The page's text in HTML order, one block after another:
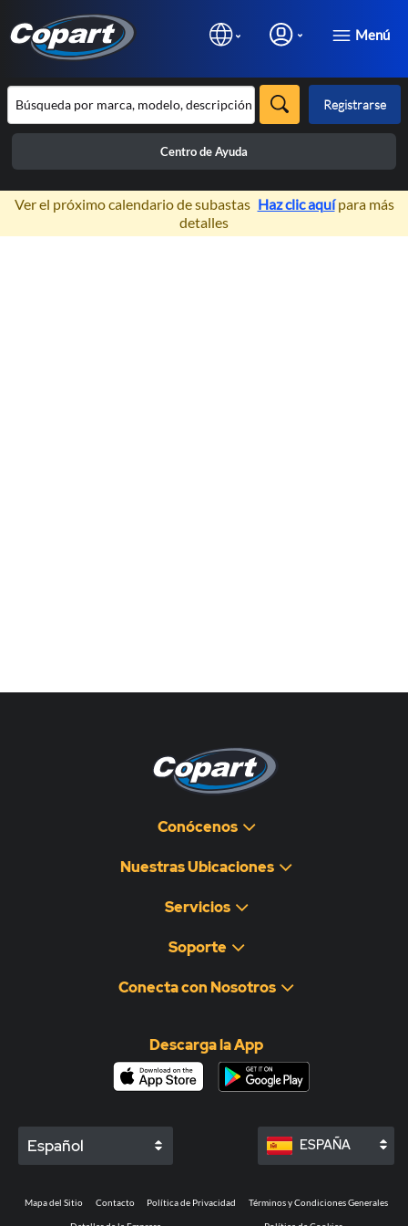
Menú
Registrarse
Centro de Ayuda
×
Ver el próximo calendario de subastas Haz clic aquípara más
detalles
Conócenos
Nuestras Ubicaciones
Servicios
Soporte
Conecta con Nosotros
Descarga la App
Español ESPAÑA
Mapa del Sitio Contacto Política de Privacidad Términos y Condiciones Generales